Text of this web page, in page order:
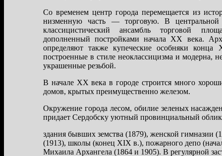
Со временем центр города перемещается из
низменную часть — торговую. В центральной
классицистический ансамбль торговой
дополненный постройками начала XX века.
определяют также купеческие особняки
построенные в стиле неоклассицизма и модерна,
украшенные резьбой.
В начале XX века в городе строится много
домов, крытых преимущественно железом.
Окружение города лесом, обилие зеленых
придает Сердобску уютный провинциальный
здания бывших земства (1879), женской гимназии
(1913), школы (конец XIX в.), пожарного депо
Михаила Архангела (1864 и 1905). В регулярной